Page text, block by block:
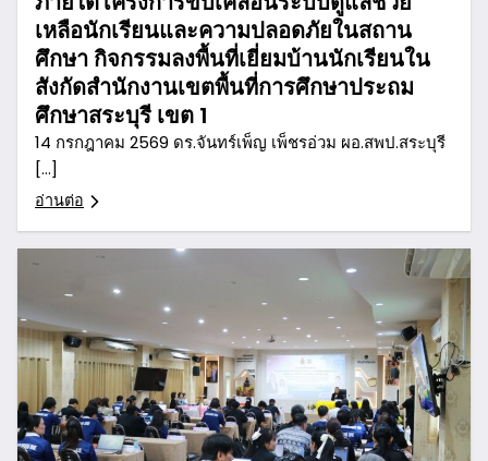
เหลือนักเรียนและความปลอดภัยในสถาน
ศึกษา กิจกรรมลงพื้นที่เยี่ยมบ้านนักเรียนใน
สังกัดสำนักงานเขตพื้นที่การศึกษาประถม
ศึกษาสระบุรี เขต 1
14 กรกฎาคม 2569 ดร.จันทร์เพ็ญ เพ็ชรอ่วม ผอ.สพป.สระบุรี
[…]
อ่านต่อ